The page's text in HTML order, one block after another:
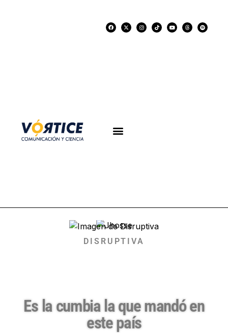
DISRUPTIVA
Es la cumbia la que mandó en
este país